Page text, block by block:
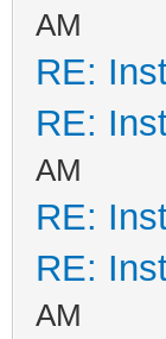
AM
RE:
RE:
AM
RE:
RE:
AM